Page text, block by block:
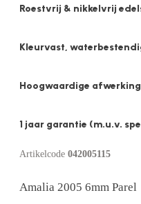
Roestvrij & nikkelvrij
Kleurvast,
Hoogwaardige
1 jaar garantie (m.u.v.
Artikelcode 042005115
Amalia 2005 6mm Parel